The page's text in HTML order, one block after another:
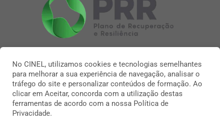
No CINEL, utilizamos cookies e tecnologias semelhantes
para melhorar a sua experiência de navegação, analisar o
tráfego do site e personalizar conteúdos de formação. Ao
clicar em Aceitar, concorda com a utilização destas
ferramentas de acordo com a nossa Política de
Privacidade.